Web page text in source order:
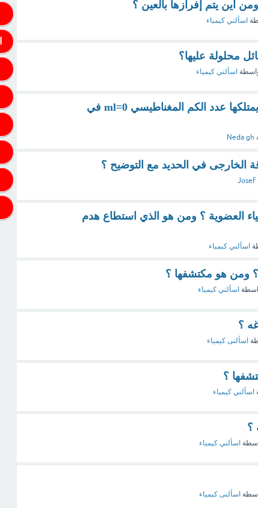
أين يتم إفرازها بالعين ؟
اسألني كيمياء
اسألني كيمياء
ما هو أكبر عدد من الالكترونات التي يمتلكها عدد الكم المغناطيسي ml=0 في
Neda gh
الخارجى في الحديد مع التوضيح ؟
Josef
العضوية ؟ ومن هو الذي استطاع هدم
اسألني كيمياء
اسألني كيمياء
؟
اسألنى كيمياء
؟
اسألني كيمياء
اسألني كيمياء
اسألنى كيمياء